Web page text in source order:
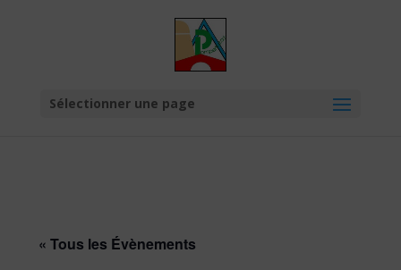
Sélectionner une page
« Tous les Évènements